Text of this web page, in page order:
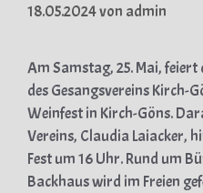
18.05.2024von admin
Am Samstag, 25. Mai, feiert
des Gesangsvereins Kirch-
Weinfest in Kirch-Göns.
Vereins, Claudia Laiacker,
Fest um 16 Uhr. Rund um
Backhaus wird im Freien